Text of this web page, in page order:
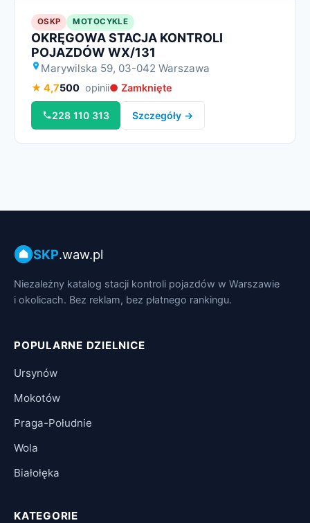
OSKP MOTOCYKLE
OKRĘGOWA STACJA KONTROLI
POJAZDÓW WX/131
Marywilska 59, 03-042 Warszawa
★ 4,7500 opinii● Zamknięte
228 110 313 Szczegóły →
SKP.waw.pl
Niezależny katalog stacji kontroli pojazdów w Warszawie
i okolicach. Bez reklam, bez płatnego rankingu.
POPULARNE DZIELNICE
Ursynów
Mokotów
Praga-Południe
Wola
Białołęka
KATEGORIE